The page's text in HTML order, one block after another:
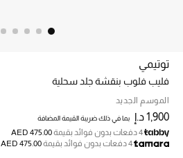
خصم حتى 70%
تسوقوا الآن
ما وصلنا حديثاً
توتيمي
فليب فلوب بنقشة جلد سحلية
الموسم الجديد
1,900 د.إ بما في ذلك ضريبة القيمة المضافة
4 دفعات بدون فوائد بقيمة
AED 475.00
4 دفعات بدون فوائد بقيمة
AED 475.00